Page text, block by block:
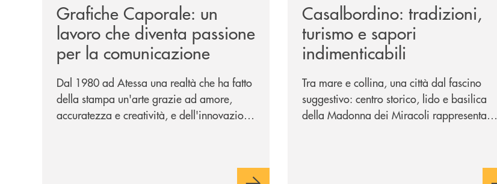
Grafiche Caporale: un
lavoro che diventa passione
per la comunicazione
Dal 1980 ad Atessa una realtà che ha fatto
della stampa un'arte grazie ad amore,
accuratezza e creatività, e dell'innovazione
Casalbordino: tradizioni,
turismo e sapori
indimenticabili
Tra mare e collina, una città dal fascino
suggestivo: centro storico, lido e basilica
della Madonna dei Miracoli rappresentano